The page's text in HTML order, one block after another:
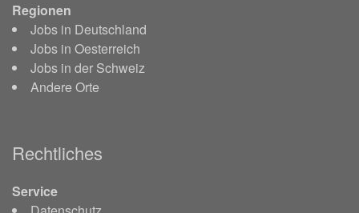
Regionen
Jobs in Deutschland
Jobs in Oesterreich
Jobs in der Schweiz
Andere Orte
Rechtliches
Service